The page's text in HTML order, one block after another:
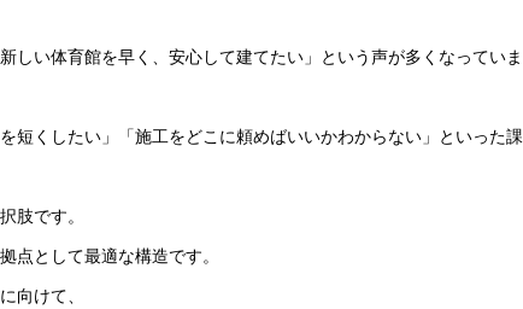
しい体育館を早く、安心して建てたい」という声が多くなっていま
短くしたい」「施工をどこに頼めばいいかわからない」といった課
肢です。
点として最適な構造です。
向けて、